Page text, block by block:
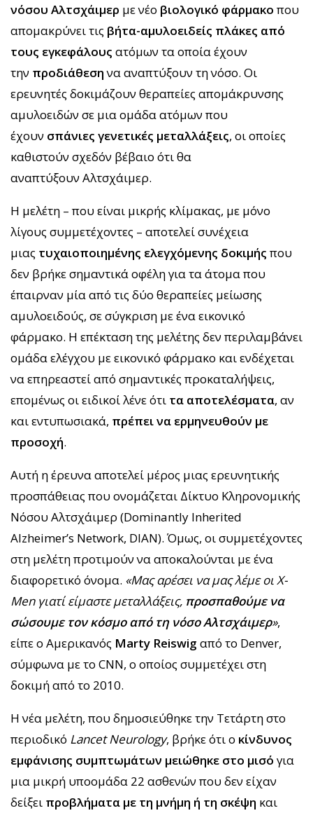
νόσου Αλτσχάιμερ με νέο βιολογικό φάρμακο που
απομακρύνει τις βήτα-αμυλοειδείς πλάκες από
τους εγκεφάλους ατόμων τα οποία έχουν
την προδιάθεσηνα αναπτύξουν τη νόσο. Οι
ερευνητές δοκιμάζουν θεραπείες απομάκρυνσης
αμυλοειδών σε μια ομάδα ατόμων που
έχουν σπάνιες γενετικές μεταλλάξεις, οι οποίες
καθιστούν σχεδόν βέβαιο ότι θα
αναπτύξουν Αλτσχάιμερ.
Η μελέτη – που είναι μικρής κλίμακας, με μόνο
λίγους συμμετέχοντες – αποτελεί συνέχεια
μιας τυχαιοποιημένης ελεγχόμενης δοκιμής που
δεν βρήκε σημαντικά οφέλη για τα άτομα που
έπαιρναν μία από τις δύο θεραπείες μείωσης
αμυλοειδούς, σε σύγκριση με ένα εικονικό
φάρμακο. Η επέκταση της μελέτης δεν περιλαμβάνει
ομάδα ελέγχου με εικονικό φάρμακο και ενδέχεται
να επηρεαστεί από σημαντικές προκαταλήψεις,
επομένως οι ειδικοί λένε ότι τα αποτελέσματα, αν
και εντυπωσιακά, πρέπει να ερμηνευθούν με
προσοχή.
Αυτή η έρευνα αποτελεί μέρος μιας ερευνητικής
προσπάθειας που ονομάζεται Δίκτυο Κληρονομικής
Νόσου Αλτσχάιμερ (Dominantly Inherited
Alzheimer’s Network, DIAN). Όμως, οι συμμετέχοντες
στη μελέτη προτιμούν να αποκαλούνται με ένα
διαφορετικό όνομα. «Μας αρέσει να μας λέμε οι X-
Men γιατί είμαστε μεταλλάξεις, προσπαθούμε να
σώσουμε τον κόσμο από τη νόσο Αλτσχάιμερ»,
είπε ο Αμερικανός Marty Reiswig από το Denver,
σύμφωνα με το CNN, ο οποίος συμμετέχει στη
δοκιμή από το 2010.
Η νέα μελέτη, που δημοσιεύθηκε την Τετάρτη στο
περιοδικό Lancet Neurology, βρήκε ότι ο κίνδυνος
εμφάνισης συμπτωμάτων μειώθηκε στο μισό για
μια μικρή υποομάδα 22 ασθενών που δεν είχαν
δείξει προβλήματα με τη μνήμη ή τη σκέψη και